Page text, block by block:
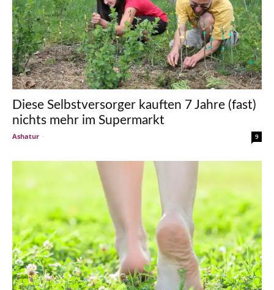
Diese Selbstversorger kauften 7 Jahre (fast)
nichts mehr im Supermarkt
Ashatur - 9